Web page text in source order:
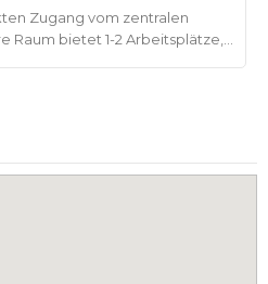
Zugang vom zentralen
Raum bietet 1-2 Arbeitsplätze,
haben mehrere hohe